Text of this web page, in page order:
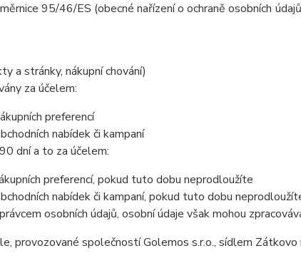
95/46/ES (obecné nařízení o ochraně osobních
a stránky, nákupní chování)
za účelem:
preferencí
nabídek či kampaní
90 dnía to za účelem:
preferencí, pokud tuto dobu neprodloužíte
nabídek či kampaní, pokud tuto dobu
osobních údajů, osobní údaje však mohou
provozované společností Golemos s.r.o., sídlem